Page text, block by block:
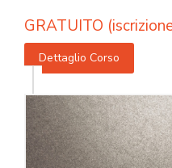
GRATUITO
Dettaglio Corso